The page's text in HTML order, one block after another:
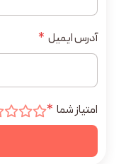
آدرس ایمیل *
امتیاز شما *